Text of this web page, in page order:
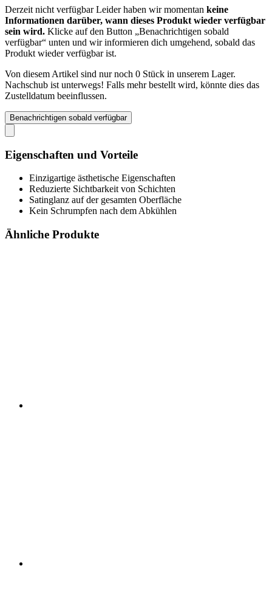
Derzeit nicht verfügbarLeider haben wir momentan keine
Informationen darüber, wann dieses Produkt wieder verfügbar
sein wird. Klicke auf den Button „Benachrichtigen sobald
verfügbar“ unten und wir informieren dich umgehend, sobald das
Produkt wieder verfügbar ist.
Von diesem Artikel sind nur noch 0 Stück in unserem Lager.
Nachschub ist unterwegs! Falls mehr bestellt wird, könnte dies das
Zustelldatum beeinflussen.
Benachrichtigen sobald verfügbar
Eigenschaften und Vorteile
Einzigartige ästhetische Eigenschaften
Reduzierte Sichtbarkeit von Schichten
Satinglanz auf der gesamten Oberfläche
Kein Schrumpfen nach dem Abkühlen
Ähnliche Produkte